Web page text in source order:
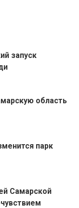
запуск
область
парк
Самарской